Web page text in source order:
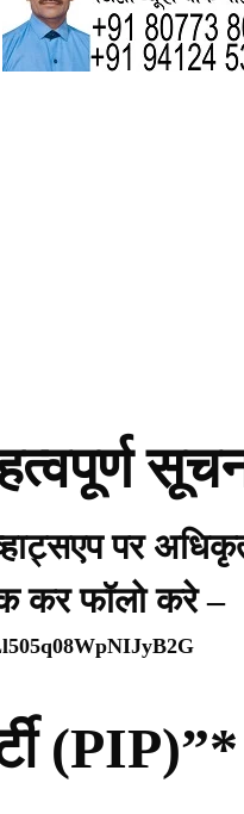
व्हाट्सएप पर
कर फॉलो करे –